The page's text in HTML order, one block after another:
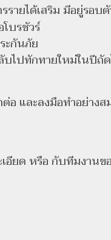
ายได้เสริม มีอยู่รอบตั
บรชัวร์
ะกันภัย
บไปทักทายใหม่ในปีถั
อ และลงมือทำอย่า
อียด หรือ กับทีมงานข